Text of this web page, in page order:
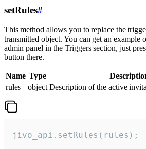
setRules#
This method allows you to replace the
transmitted object. You can get an example
admin panel in the Triggers section, just
button there.
Name Type
rules
object Description of the active
jivo_api.setRules(rules);